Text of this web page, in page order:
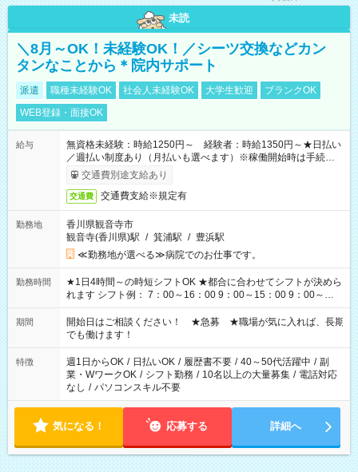
未読
＼8月～OK！未経験OK！／シーツ交換などカン
タンなことから＊院内サポート
派遣 職種未経験OK 社会人未経験OK 大学生歓迎
ブランクOK
WEB登録・面接OK
給与
無資格未経験：時給1250円～ 経験者：時給1350円～★日払い
／週払い制度あり（月払いも選べます）※稼働開始時は手続き完
了次第のお支払いとなります。
交通費別途支給あり
交通費 交通費支給※規定有
勤務地
香川県観音寺市
観音寺(香川県)駅 / 箕浦駅 / 豊浜駅
≪勤務地が選べる≫病院でのお仕事です。
勤務時間
★1日4時間～の時短シフトOK ★都合に合わせてシフトが決めら
れます シフト例： 7：00～16：00 9：00～15：00 9：00～
18：00 11：00～20：00 など ※Wワークの場合、他のお仕事と
合わせ週40時間超の就業はご案内できません ※法令に基づき、
週20時間以上勤務は社会保険への加入対象となります ※労働者
派遣法（日雇い派遣の原則禁止）により、短時間・短期間の就
業はご案内が難しい場合があります
期間
開始日はご相談ください！ ★急募 ★職場が気に入れば、長期
でも働けます！
特徴 週1日からOK / 日払いOK / 履歴書不要 / 40～50代活躍中 / 副
業・WワークOK / シフト勤務 / 10名以上の大量募集 / 電話対応
なし / パソコンスキル不要
気になる！ 応募する 詳細へ